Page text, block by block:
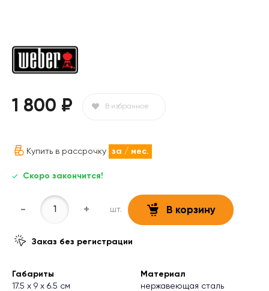
1 800 ₽ В избранное
Купить в рассрочку за / мес.
Скоро закончится!
- + шт. В корзину
Заказ без регистрации
Габариты
17.5 х 9 х 6.5 см
Материал
нержавеющая сталь